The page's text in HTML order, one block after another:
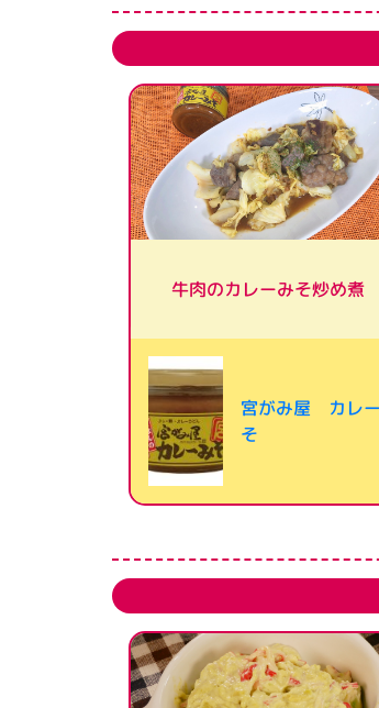
牛肉のカレーみそ炒め煮
宮がみ屋 カレ
そ